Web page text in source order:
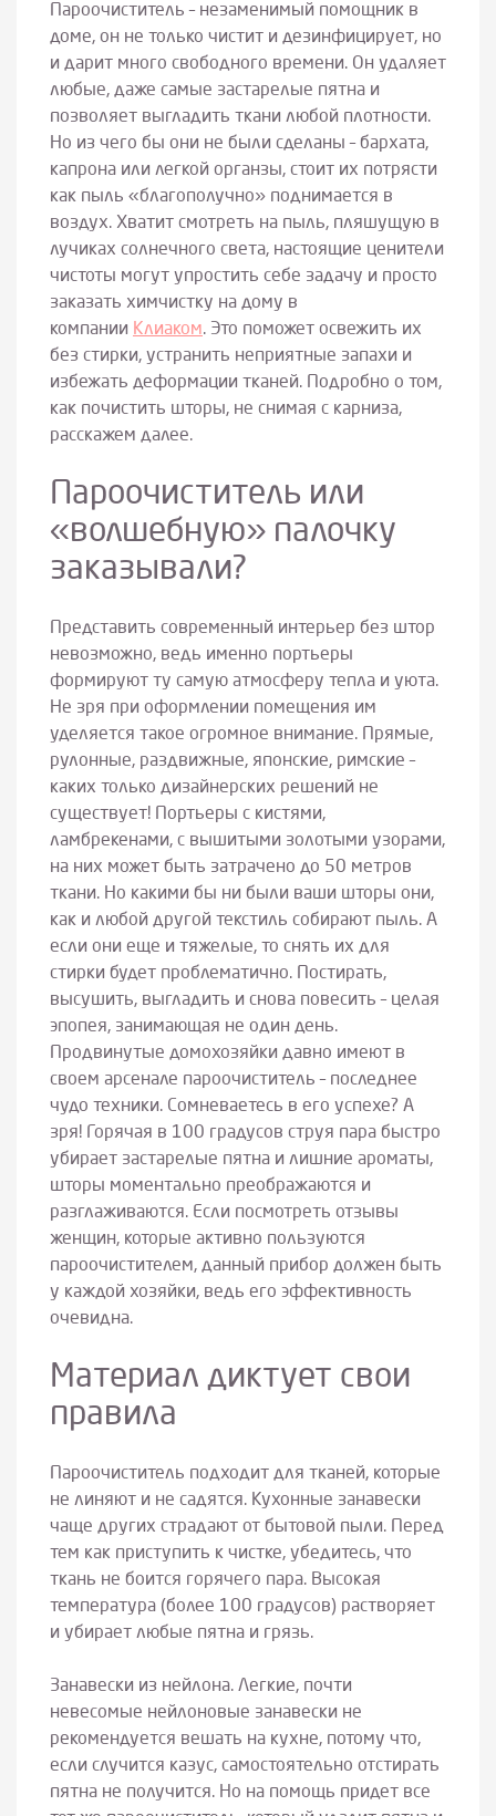
Пароочиститель – незаменимый помощник в
доме, он не только чистит и дезинфицирует, но
и дарит много свободного времени. Он удаляет
любые, даже самые застарелые пятна и
позволяет выгладить ткани любой плотности.
Но из чего бы они не были сделаны – бархата,
капрона или легкой органзы, стоит их потрясти
как пыль «благополучно» поднимается в
воздух. Хватит смотреть на пыль, пляшущую в
лучиках солнечного света, настоящие ценители
чистоты могут упростить себе задачу и просто
заказать химчистку на дому в
компании Клиаком. Это поможет освежить их
без стирки, устранить неприятные запахи и
избежать деформации тканей. Подробно о том,
как почистить шторы, не снимая с карниза,
расскажем далее.
Пароочиститель или
«волшебную» палочку
заказывали?
Представить современный интерьер без штор
невозможно, ведь именно портьеры
формируют ту самую атмосферу тепла и уюта.
Не зря при оформлении помещения им
уделяется такое огромное внимание. Прямые,
рулонные, раздвижные, японские, римские –
каких только дизайнерских решений не
существует! Портьеры с кистями,
ламбрекенами, с вышитыми золотыми узорами,
на них может быть затрачено до 50 метров
ткани. Но какими бы ни были ваши шторы они,
как и любой другой текстиль собирают пыль. А
если они еще и тяжелые, то снять их для
стирки будет проблематично. Постирать,
высушить, выгладить и снова повесить – целая
эпопея, занимающая не один день.
Продвинутые домохозяйки давно имеют в
своем арсенале пароочиститель – последнее
чудо техники. Сомневаетесь в его успехе? А
зря! Горячая в 100 градусов струя пара быстро
убирает застарелые пятна и лишние ароматы,
шторы моментально преображаются и
разглаживаются. Если посмотреть отзывы
женщин, которые активно пользуются
пароочистителем, данный прибор должен быть
у каждой хозяйки, ведь его эффективность
очевидна.
Материал диктует свои
правила
Пароочиститель подходит для тканей, которые
не линяют и не садятся. Кухонные занавески
чаще других страдают от бытовой пыли. Перед
тем как приступить к чистке, убедитесь, что
ткань не боится горячего пара. Высокая
температура (более 100 градусов) растворяет
и убирает любые пятна и грязь.
Занавески из нейлона. Легкие, почти
невесомые нейлоновые занавески не
рекомендуется вешать на кухне, потому что,
если случится казус, самостоятельно отстирать
пятна не получится. Но на помощь придет все